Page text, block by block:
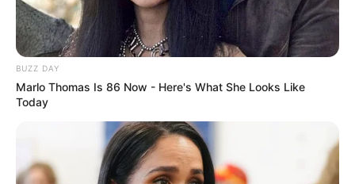
BUZZ DAY
Marlo Thomas Is 86 Now - Here's What She Looks Like
Today